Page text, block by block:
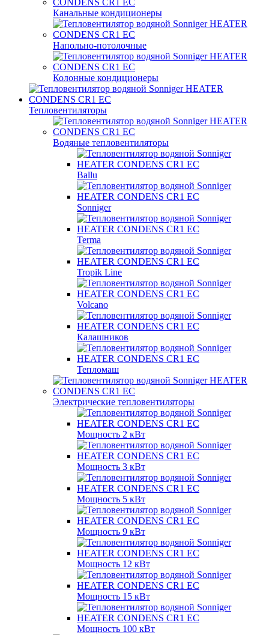
Канальные кондиционеры
Напольно-потолочные
Колонные кондиционеры
Тепловентиляторы
Водяные тепловентиляторы
Ballu
Sonniger
Terma
Tropik Line
Volcano
Калашников
Тепломаш
Электрические тепловентиляторы
Мощность 2 кВт
Мощность 3 кВт
Мощность 5 кВт
Мощность 9 кВт
Мощность 12 кВт
Мощность 15 кВт
Мощность 100 кВт